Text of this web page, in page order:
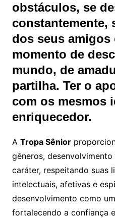
obstáculos, se
constantemente,
dos seus amigos
momento de
mundo, de
partilha. Ter o
com os mesmos
enriquecedor.
A Tropa Sênior
gêneros,
caráter, respeitando suas
intelectuais, afetivas e
desenvolvimento como
fortalecendo a confiança